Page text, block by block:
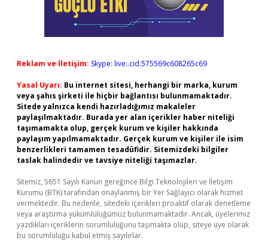
Reklam ve İletişim: Skype: live:.cid.575569c608265c69
Yasal Uyarı: Bu internet sitesi, herhangi bir marka, kurum
veya şahıs şirketi ile hiçbir bağlantısı bulunmamaktadır.
Sitede yalnızca kendi hazırladığımız makaleler
paylaşılmaktadır. Burada yer alan içerikler haber niteliği
taşımamakta olup, gerçek kurum ve kişiler hakkında
paylaşım yapılmamaktadır. Gerçek kurum ve kişiler ile isim
benzerlikleri tamamen tesadüfidir. Sitemizdeki bilgiler
taslak halindedir ve tavsiye niteliği taşımazlar.
Sitemiz, 5651 Sayılı Kanun gereğince Bilgi Teknolojileri ve İletişim
Kurumu (BTK) tarafından onaylanmış bir Yer Sağlayıcı olarak hizmet
vermektedir. Bu nedenle, sitedeki içerikleri proaktif olarak denetleme
veya araştırma yükümlülüğümüz bulunmamaktadır. Ancak, üyelerimiz
yazdıkları içeriklerin sorumluluğunu taşımakta olup, siteye üye olarak
bu sorumluluğu kabul etmiş sayılırlar.